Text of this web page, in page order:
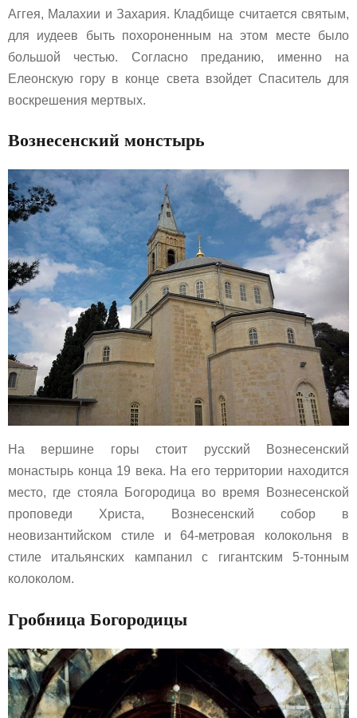
Аггея, Малахии и Захария. Кладбище считается святым,
для иудеев быть похороненным на этом месте было
большой честью. Согласно преданию, именно на
Елеонскую гору в конце света взойдет Спаситель для
воскрешения мертвых.
Вознесенский монстырь
На вершине горы стоит русский Вознесенский
монастырь конца 19 века. На его территории находится
место, где стояла Богородица во время Вознесенской
проповеди Христа, Вознесенский собор в
неовизантийском стиле и 64-метровая колокольня в
стиле итальянских кампанил с гигантским 5-тонным
колоколом.
Гробница Богородицы